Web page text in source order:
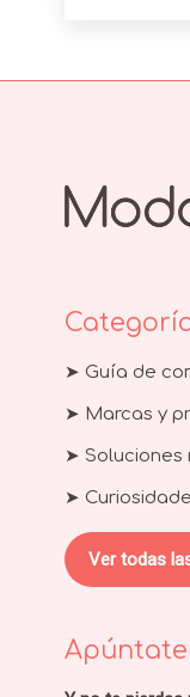
➤ Guía de
➤ Marcas y
➤ Soluciones
➤
Ver todas